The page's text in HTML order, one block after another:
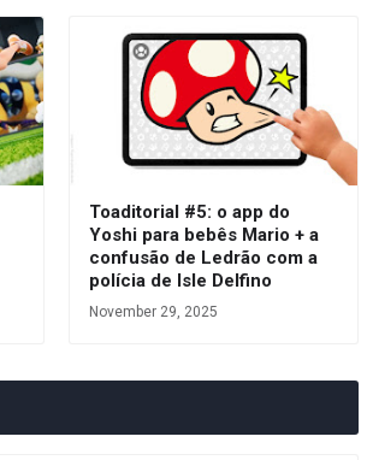
Toaditorial #5: o app do
Yoshi para bebês Mario + a
confusão de Ledrão com a
polícia de Isle Delfino
November 29, 2025